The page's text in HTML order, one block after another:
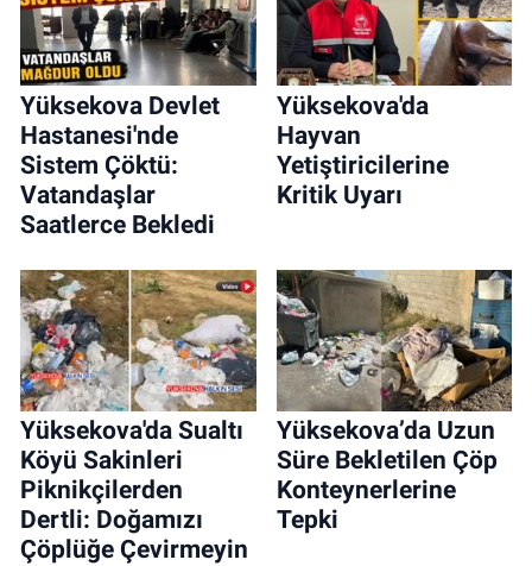
Yüksekova Devlet
Hastanesi'nde
Sistem Çöktü:
Vatandaşlar
Saatlerce Bekledi
Yüksekova'da
Hayvan
Yetiştiricilerine
Kritik Uyarı
Yüksekova'da Sualtı
Köyü Sakinleri
Piknikçilerden
Dertli: Doğamızı
Çöplüğe Çevirmeyin
Yüksekova’da Uzun
Süre Bekletilen Çöp
Konteynerlerine
Tepki